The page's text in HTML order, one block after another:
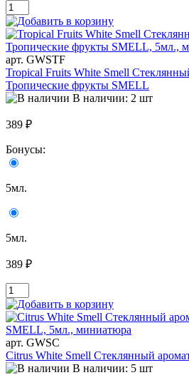
арт. GWSTF
Tropical Fruits White Smell
Тропические фрукты SMELL
В наличии: 2 шт
389 ₽
Бонусы:
5мл.
5мл.
389 ₽
арт. GWSC
Citrus White Smell Стеклянный
В наличии: 5 шт